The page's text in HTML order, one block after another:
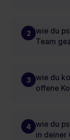
2
wie du
Team
3
wie du
offene
4 wie du
in deiner